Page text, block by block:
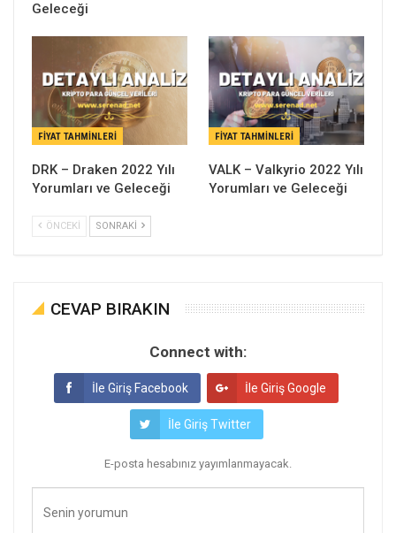
Geleceği
FIYAT TAHMINLERI
DRK – Draken 2022 Yılı
Yorumları ve Geleceği
FIYAT TAHMINLERI
VALK – Valkyrio 2022 Yılı
Yorumları ve Geleceği
ÖNCEKI SONRAKI
CEVAP BIRAKIN
Connect with:
İle Giriş Facebook İle Giriş Google
İle Giriş Twitter
E-posta hesabınız yayımlanmayacak.